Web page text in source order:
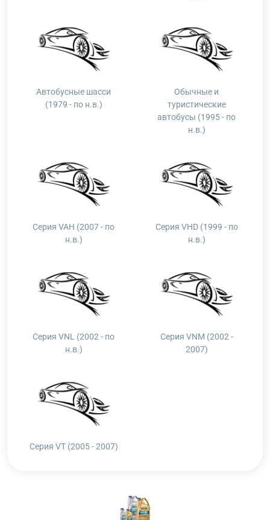
Автобусные шасси
(1979 - по н.в.)
Обычные и
туристические
автобусы (1995 - по
н.в.)
Серия VAH (2007 - по
н.в.)
Серия VHD (1999 - по
н.в.)
Серия VNL (2002 - по
н.в.)
Серия VNM (2002 -
2007)
Серия VT (2005 - 2007)